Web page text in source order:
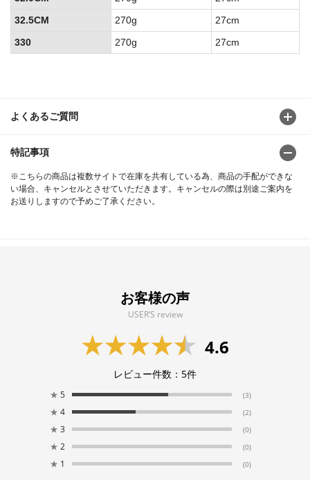
よくあるご質問
特記事項
※こちらの商品は複数サイトで在庫を共有している為、商品の手配ができな
い場合、キャンセルとさせていただきます。キャンセルの際は別途ご案内を
お送りしますので予めご了承ください。
32.5CM
270g
27cm
330
270g 27cm
お客様の声
USER’S review
4.6
レビュー件数： 5件
★ 5 (3)
★ 4 (2)
★ 3 (0)
★ 2 (0)
★ 1 (0)